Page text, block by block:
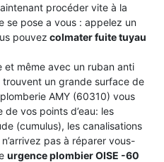
procéder vite à la
se pose a vous : appelez un
pouvez colmater fuite tuyau
même avec un ruban anti
un grande surface de
AMY (60310) vous
de vos points d’eau: les
(cumulus), les canalisations
pas à réparer vous-
urgence plombier OISE -60